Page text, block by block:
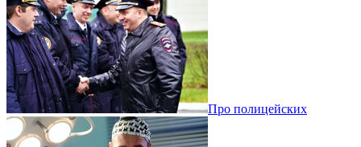
Про полицейских